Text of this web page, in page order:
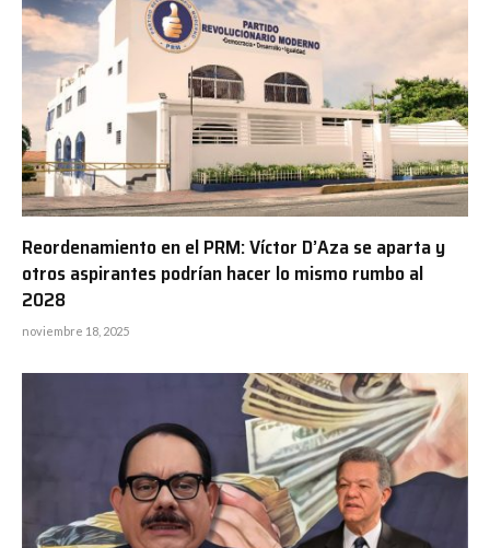
Reordenamiento en el PRM: Víctor D’Aza se aparta y
otros aspirantes podrían hacer lo mismo rumbo al
2028
noviembre 18, 2025